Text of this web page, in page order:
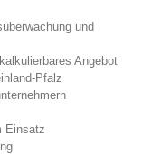
und
Angebot
Pfalz
Einsatz